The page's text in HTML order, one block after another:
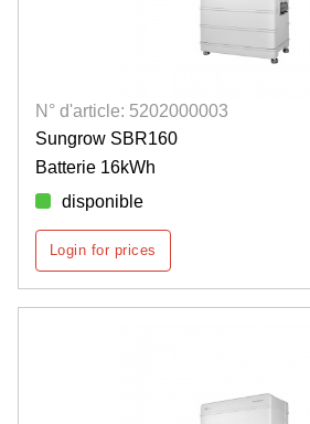
N° d'article: 5202000003
Sungrow SBR160
Batterie 16kWh
disponible
Login for prices